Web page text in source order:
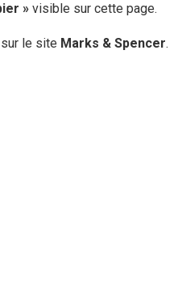
» visible sur cette page.
le site Marks & Spencer.